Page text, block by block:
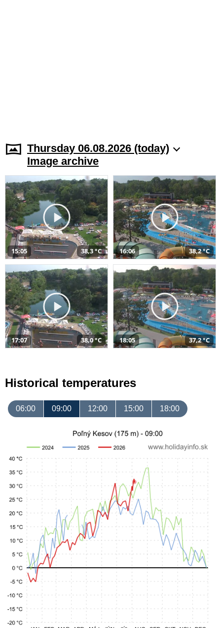
Thursday 06.08.2026 (today)
Image archive
15:05 38,3 °C 16:06 38,2 °C
17:07 38,0 °C 18:05 37,2 °C
Historical temperatures
06:00 09:00 12:00 15:00 18:00